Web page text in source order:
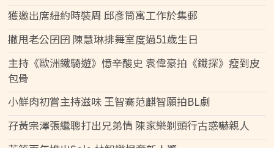
獲邀出席紐約時裝周 邱彥筒寓工作於集郵
撇甩老公囝囝 陳慧琳排舞室度過51歲生日
主持《歐洲鐵騎遊》憶辛酸史 袁偉豪拍《鐵探》瘦到皮
包骨
小鮮肉初嘗主持滋味 王智騫范麒智願拍BL劇
孖黃宗澤張繼聰打出兄弟情 陳家樂剃頭行古惑嚇親人